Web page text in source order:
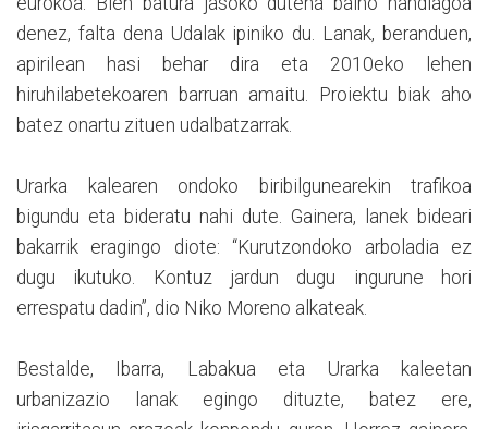
denez, falta dena Udalak ipiniko du. Lanak, beranduen,
apirilean hasi behar dira eta 2010eko lehen
hiruhilabetekoaren barruan amaitu. Proiektu biak aho
batez onartu zituen udalbatzarrak.
Urarka kalearen ondoko biribilgunearekin trafikoa
bigundu eta bideratu nahi dute. Gainera, lanek bideari
bakarrik eragingo diote: “Kurutzondoko arboladia ez
dugu ikutuko. Kontuz jardun dugu ingurune hori
errespatu dadin”, dio Niko Moreno alkateak.
Bestalde, Ibarra, Labakua eta Urarka kaleetan
urbanizazio lanak egingo dituzte, batez ere,